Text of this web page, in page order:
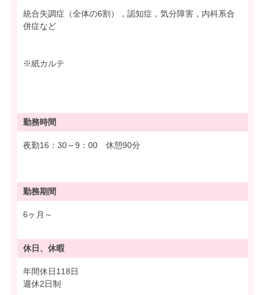
統合失調症（全体の6割），認知症，気分障害，内科系合
併症など
※紙カルテ
勤務時間
夜勤16：30～9：00 休憩90分
勤務期間
6ヶ月～
休日、休暇
年間休日118日
週休2日制